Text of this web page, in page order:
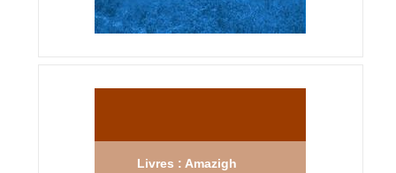
Livres : Amazigh